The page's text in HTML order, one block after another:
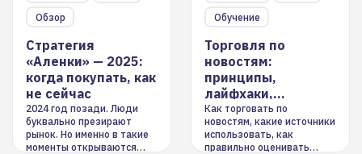
Обзор
Стратегия
«Аленки» — 2025:
когда покупать, как
не сейчас
2024 год позади. Люди
буквально презирают
рынок. Но именно в такие
моменты открываются
Обучение
Торговля по
новостям:
принципы,
лайфхаки,
инструменты
Как торговать по
новостям, какие источники
использовать, как
правильно оценивать